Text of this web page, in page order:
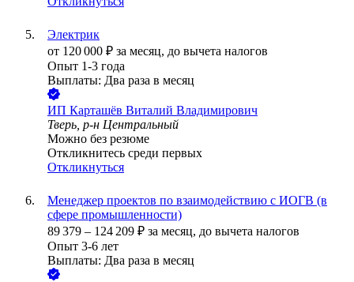
Электрик
от 120 000 ₽ за месяц, до вычета налогов
Опыт 1-3 года
Выплаты: Два раза в месяц
ИП Карташёв Виталий Владимирович
Тверь, р-н Центральный
Можно без резюме
Откликнитесь среди первых
Откликнуться
Менеджер проектов по взаимодействию с ИОГВ (в
сфере промышленности)
89 379 – 124 209 ₽ за месяц, до вычета налогов
Опыт 3-6 лет
Выплаты: Два раза в месяц